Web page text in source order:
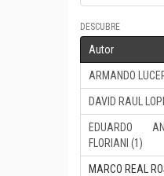
DESCUBRE
Autor
ARMANDO
DAVID RAUL
EDUARDO
FLORIANI (1)
MARCO REAL